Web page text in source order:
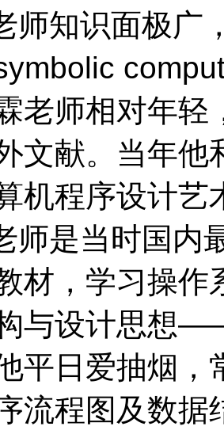
师知识面极广
老师相对年轻
文献。当年
机程序设计艺
师是当时国内
材，学习操作
与设计思想
平日爱抽烟，
流程图及数据